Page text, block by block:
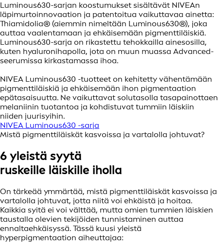
Luminous630-sarjan koostumukset sisältävät NIVEAn
läpimurtoinnovaation ja patentoitua vaikuttavaa ainetta:
Thiamidolia® (aiemmin nimeltään Luminous630®), joka
auttaa vaalentamaan ja ehkäisemään pigmenttiläiskiä.
Luminous630-sarja on rikastettu tehokkailla ainesosilla,
kuten hyaluronihapolla, jota on muun muassa Advanced-
seerumissa kirkastamassa ihoa.
NIVEA Luminous630 -tuotteet on kehitetty vähentämään
pigmenttiläiskiä ja ehkäisemään ihon pigmentaation
epätasaisuutta. Ne vaikuttavat solutasolla tasapainottaen
melaniinin tuotantoa ja kohdistuvat tummiin läiskiin
niiden juurisyihin.
NIVEA Luminous630 -sarja
Mistä pigmenttiläiskät kasvoissa ja vartalolla johtuvat?
6 yleistä syytä
ruskeille läiskille iholla
On tärkeää ymmärtää, mistä pigmenttiläiskät kasvoissa ja
vartalolla johtuvat, jotta niitä voi ehkäistä ja hoitaa.
Kaikkia syitä ei voi välttää, mutta omien tummien läiskien
taustalla olevien tekijöiden tunnistaminen auttaa
ennaltaehkäisyssä. Tässä kuusi yleistä
hyperpigmentaation aiheuttajaa: